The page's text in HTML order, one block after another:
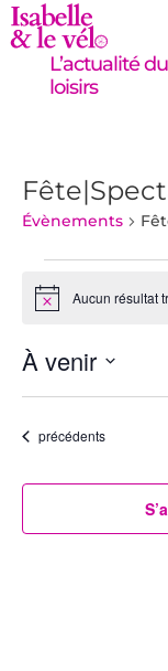
L’actualité
loisirs
Évènements
Évènements
Notice Aucun résultat
À venir
date.
Évènements
précédents